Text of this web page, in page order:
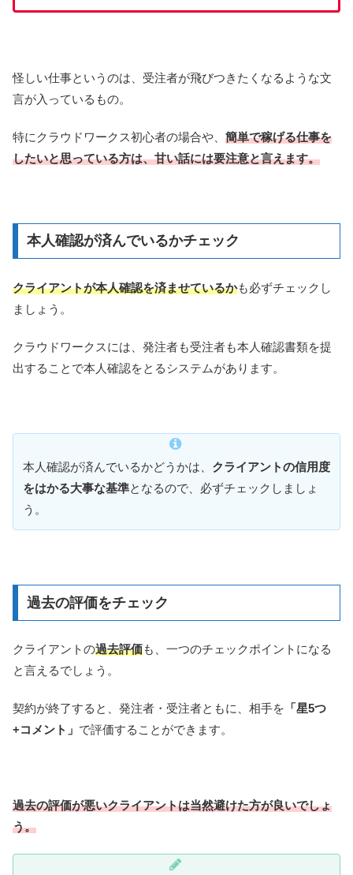
怪しい仕事というのは、受注者が飛びつきたくなるような文
言が入っているもの。
特にクラウドワークス初心者の場合や、 簡単で稼げる仕事を
したいと思っている方は、甘い話には要注意と言えます。
本人確認が済んでいるかチェック
クライアントが本人確認を済ませているかも必ずチェックし
ましょう。
クラウドワークスには、発注者も受注者も本人確認書類を提
出することで本人確認をとるシステムがあります。
本人確認が済んでいるかどうかは、 クライアントの信用度
をはかる大事な基準となるので、必ずチェックしましょ
う。
過去の評価をチェック
クライアントの過去評価も、一つのチェックポイントになる
と言えるでしょう。
契約が終了すると、発注者・受注者ともに、相手を 「星5つ
+コメント」 で評価することができます。
過去の評価が悪いクライアントは当然避けた方が良いでしょ
う。